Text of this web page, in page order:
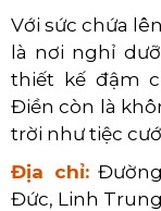
Với sức chứa
là nơi nghỉ
thiết kế đậm
Điền còn là
trời như tiệc
Địa chỉ:Đường
Đức, Linh